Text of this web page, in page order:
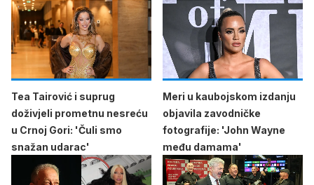
Tea Tairović i suprug
doživjeli prometnu nesreću
u Crnoj Gori: 'Čuli smo
snažan udarac'
Meri u kaubojskom izdanju
objavila zavodničke
fotografije: 'John Wayne
među damama'